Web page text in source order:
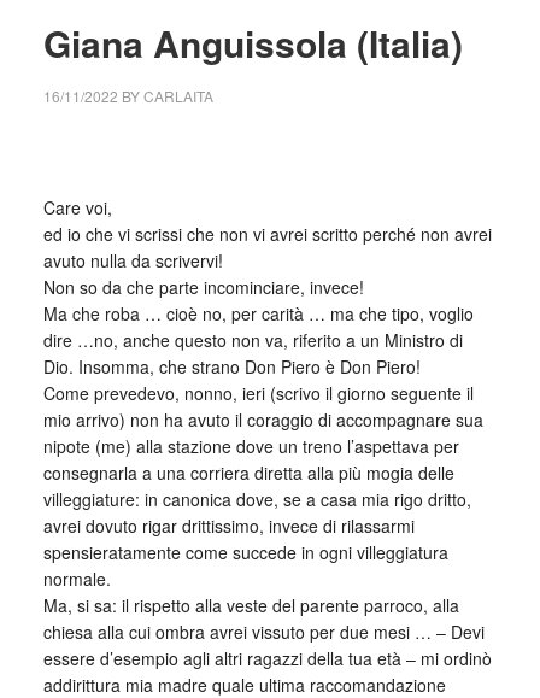
Giana Anguissola (Italia)
16/11/2022 BYCARLAITA
Care voi,
ed io che vi scrissi che non vi avrei scritto perché non avrei
avuto nulla da scrivervi!
Non so da che parte incominciare, invece!
Ma che roba … cioè no, per carità … ma che tipo, voglio
dire …no, anche questo non va, riferito a un Ministro di
Dio. Insomma, che strano Don Piero è Don Piero!
Come prevedevo, nonno, ieri (scrivo il giorno seguente il
mio arrivo) non ha avuto il coraggio di accompagnare sua
nipote (me) alla stazione dove un treno l’aspettava per
consegnarla a una corriera diretta alla più mogia delle
villeggiature: in canonica dove, se a casa mia rigo dritto,
avrei dovuto rigar drittissimo, invece di rilassarmi
spensieratamente come succede in ogni villeggiatura
normale.
Ma, si sa: il rispetto alla veste del parente parroco, alla
chiesa alla cui ombra avrei vissuto per due mesi … – Devi
essere d’esempio agli altri ragazzi della tua età – mi ordinò
addirittura mia madre quale ultima raccomandazione